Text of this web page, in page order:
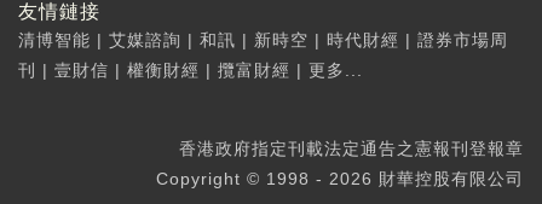
友情鏈接
清博智能 | 艾媒諮詢 | 和訊 | 新時空 | 時代財經 | 證券市場周
刊
| 壹財信 | 權衡財經 | 攬富財經 | 更多...
香港政府指定刊載法定通告之憲報刊登報章
Copyright © 1998 - 2026 財華控股有限公司